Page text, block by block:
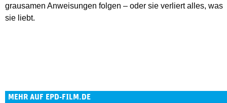
grausamen Anweisungen folgen – oder sie verliert alles, was
sie liebt.
MEHR AUF EPD-FILM.DE